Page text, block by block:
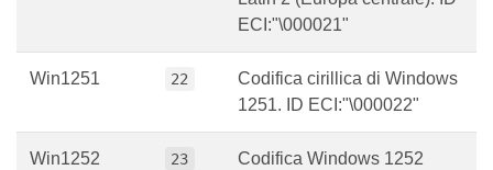
ECI:"\000021"
Win1251 22
Codifica cirillica di Windows
1251. ID ECI:"\000022"
Win1252 23
Codifica Windows 1252